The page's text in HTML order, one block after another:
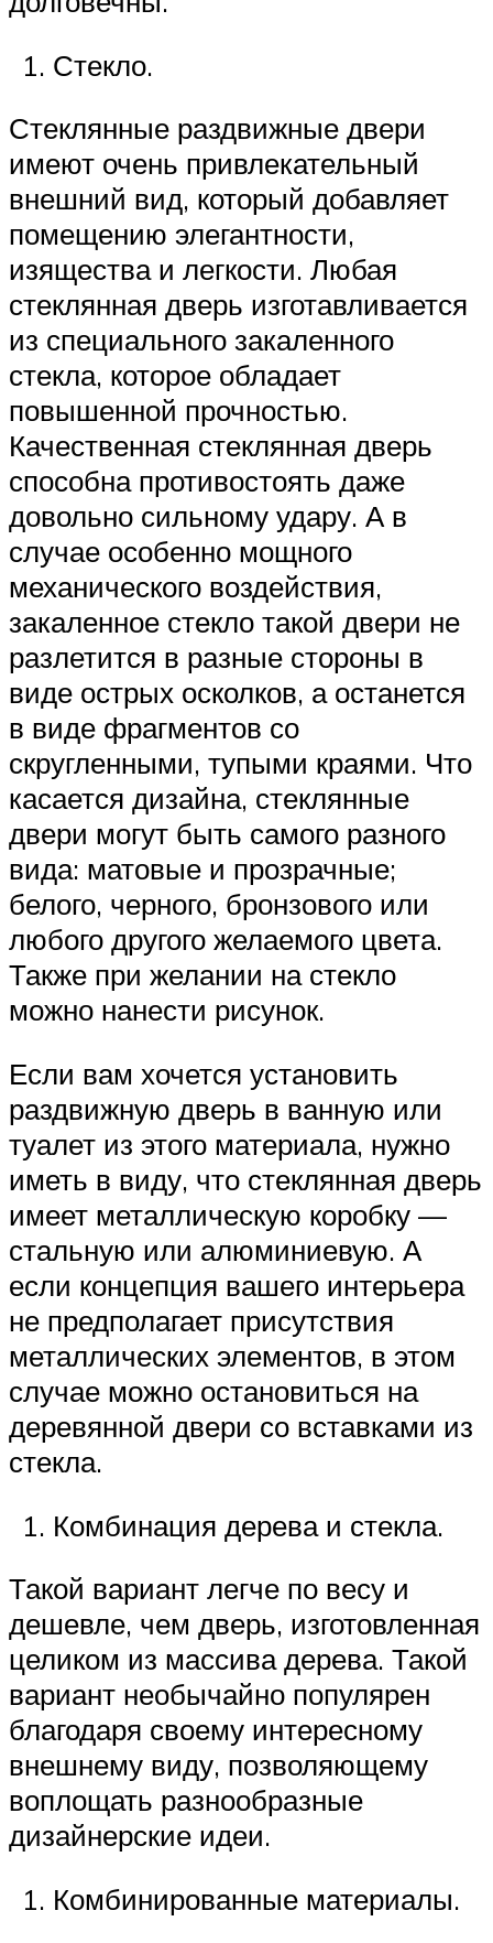
Стекло.
Стеклянные раздвижные двери
имеют очень привлекательный
внешний вид, который добавляет
помещению элегантности,
изящества и легкости. Любая
стеклянная дверь изготавливается
из специального закаленного
стекла, которое обладает
повышенной прочностью.
Качественная стеклянная дверь
способна противостоять даже
довольно сильному удару. А в
случае особенно мощного
механического воздействия,
закаленное стекло такой двери не
разлетится в разные стороны в
виде острых осколков, а останется
в виде фрагментов со
скругленными, тупыми краями. Что
касается дизайна, стеклянные
двери могут быть самого разного
вида: матовые и прозрачные;
белого, черного, бронзового или
любого другого желаемого цвета.
Также при желании на стекло
можно нанести рисунок.
Если вам хочется установить
раздвижную дверь в ванную или
туалет из этого материала, нужно
иметь в виду, что стеклянная дверь
имеет металлическую коробку —
стальную или алюминиевую. А
если концепция вашего интерьера
не предполагает присутствия
металлических элементов, в этом
случае можно остановиться на
деревянной двери со вставками из
стекла.
Комбинация дерева и стекла.
Такой вариант легче по весу и
дешевле, чем дверь, изготовленная
целиком из массива дерева. Такой
вариант необычайно популярен
благодаря своему интересному
внешнему виду, позволяющему
воплощать разнообразные
дизайнерские идеи.
Комбинированные материалы.